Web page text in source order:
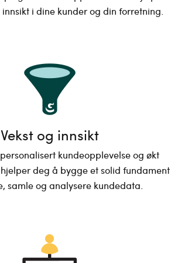
i dine kunder og din forretning.
Vekst og innsikt
kundeopplevelse og økt
deg å bygge et solid fundament
samle og analysere kundedata.